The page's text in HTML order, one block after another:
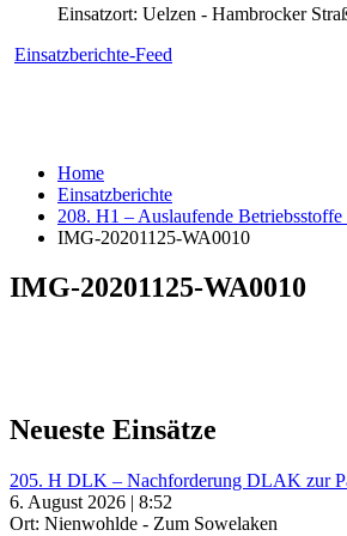
Einsatzort: Uelzen - Hambrocker
Einsatzberichte-Feed
Home
Einsatzberichte
208. H1 – Auslaufende
IMG-20201125-WA0010
IMG-20201125-WA0010
Neueste Einsätze
205. H DLK – Nachforderung DLAK zur
6. August 2026 | 8:52
Ort: Nienwohlde - Zum Sowelaken